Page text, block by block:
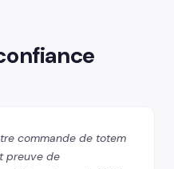
commande de totem
preuve de